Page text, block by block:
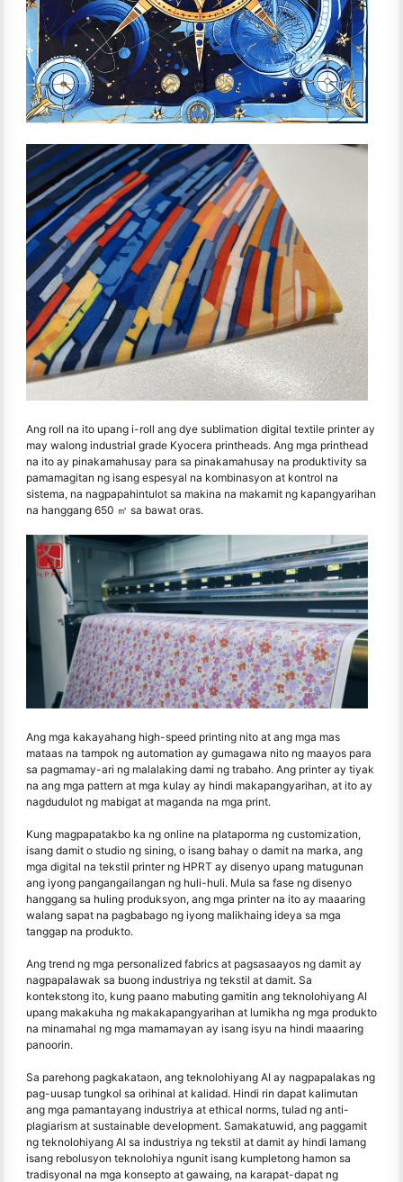
Ang roll na ito upang i-roll ang dye sublimation digital textile printer ay
may walong industrial grade Kyocera printheads. Ang mga printhead
na ito ay pinakamahusay para sa pinakamahusay na produktivity sa
pamamagitan ng isang espesyal na kombinasyon at kontrol na
sistema, na nagpapahintulot sa makina na makamit ng kapangyarihan
na hanggang 650 ㎡ sa bawat oras.
Ang mga kakayahang high-speed printing nito at ang mga mas
mataas na tampok ng automation ay gumagawa nito ng maayos para
sa pagmamay-ari ng malalaking dami ng trabaho. Ang printer ay tiyak
na ang mga pattern at mga kulay ay hindi makapangyarihan, at ito ay
nagdudulot ng mabigat at maganda na mga print.
Kung magpapatakbo ka ng online na plataporma ng customization,
isang damit o studio ng sining, o isang bahay o damit na marka, ang
mga digital na tekstil printer ng HPRT ay disenyo upang matugunan
ang iyong pangangailangan ng huli-huli. Mula sa fase ng disenyo
hanggang sa huling produksyon, ang mga printer na ito ay maaaring
walang sapat na pagbabago ng iyong malikhaing ideya sa mga
tanggap na produkto.
Ang trend ng mga personalized fabrics at pagsasaayos ng damit ay
nagpapalawak sa buong industriya ng tekstil at damit. Sa
kontekstong ito, kung paano mabuting gamitin ang teknolohiyang AI
upang makakuha ng makakapangyarihan at lumikha ng mga produkto
na minamahal ng mga mamamayan ay isang isyu na hindi maaaring
panoorin.
Sa parehong pagkakataon, ang teknolohiyang AI ay nagpapalakas ng
pag-uusap tungkol sa orihinal at kalidad. Hindi rin dapat kalimutan
ang mga pamantayang industriya at ethical norms, tulad ng anti-
plagiarism at sustainable development. Samakatuwid, ang paggamit
ng teknolohiyang AI sa industriya ng tekstil at damit ay hindi lamang
isang rebolusyon teknolohiya ngunit isang kumpletong hamon sa
tradisyonal na mga konsepto at gawaing, na karapat-dapat ng